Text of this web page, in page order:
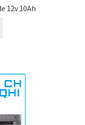
12v 10Ah